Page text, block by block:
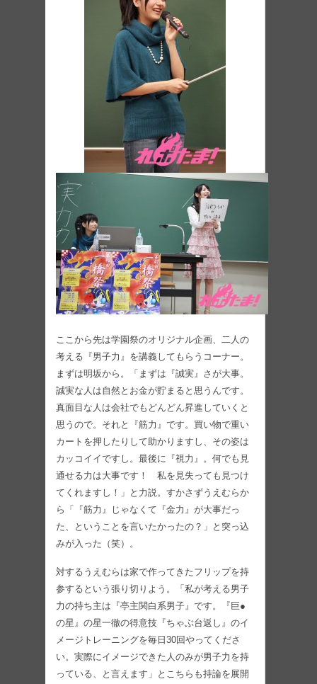
ここから先は学園祭のオリジナル企画、二人の
考える『男子力』を講義してもらうコーナー。
まずは明坂から。「まずは『誠実』さが大事。
誠実な人は自然とお金が貯まると思うんです。
真面目な人は会社でもどんどん昇進していくと
思うので。それと『筋力』です。買い物で重い
カートを押したりして助かりますし、その姿は
カッコイイですし。最後に『視力』。何でも見
通せる力は大事です！ 私を見失っても見つけ
てくれますし！」と力説。すかさずうえむらか
ら「『筋力』じゃなくて『金力』が大事だっ
た、ということを言いたかったの？」と突っ込
みが入った（笑）。
対するうえむらは家で作ってきたフリップを持
参するという張り切りよう。「私が考える男子
力の持ち主は『亭主関白系男子』です。『巨●
の星』の星一徹の得意技『ちゃぶ台返し』のイ
メージトレーニングを毎日30回やってくださ
い。実際にイメージできた人のみが男子力を持
っている、と言えます」とこちらも持論を展開